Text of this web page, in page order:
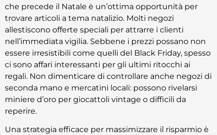
che precede il Natale è un’ottima opportunità per
trovare articoli a tema natalizio. Molti negozi
allestiscono offerte speciali per attrarre i clienti
nell’immediata vigilia. Sebbene i prezzi possano non
essere irresistibili come quelli del Black Friday, spesso
ci sono affari interessanti per gli ultimi ritocchi ai
regali. Non dimenticare di controllare anche negozi di
seconda mano e mercatini locali: possono rivelarsi
miniere d’oro per giocattoli vintage o difficili da
reperire.
Una strategia efficace per massimizzare il risparmio è